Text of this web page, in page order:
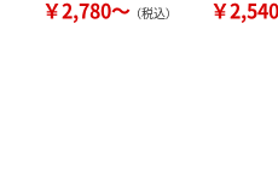
￥2,780～ （税込） ￥